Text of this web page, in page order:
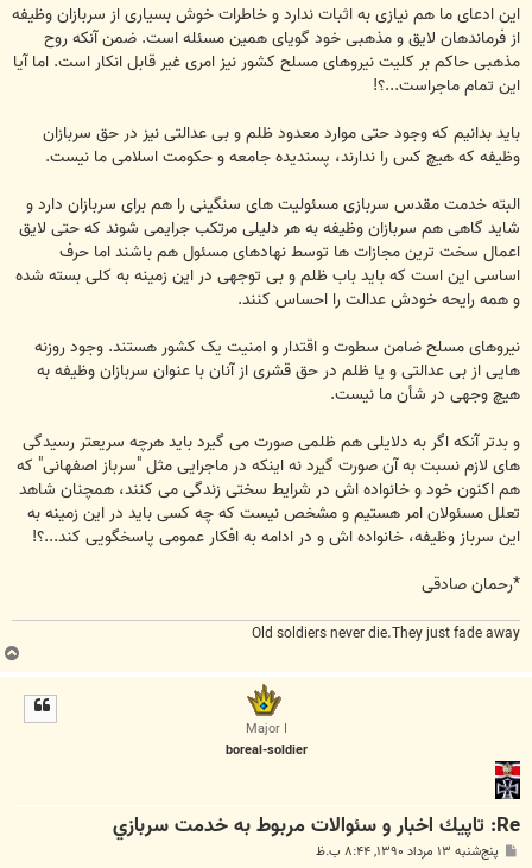
این ادعای ما هم نیازی به اثبات ندارد و خاطرات خوش بسیاری از سربازان وظیفه
از فرماندهان لایق و مذهبی خود گویای همین مسئله است. ضمن آنکه روح
مذهبی حاکم بر کلیت نیروهای مسلح کشور نیز امری غیر قابل انکار است. اما آیا
این تمام ماجراست...؟!
باید بدانیم که وجود حتی موارد معدود ظلم و بی عدالتی نیز در حق سربازان
وظیفه که هیچ کس را ندارند، پسندیده جامعه و حکومت اسلامی ما نیست.
البته خدمت مقدس سربازی مسئولیت های سنگینی را هم برای سربازان دارد و
شاید گاهی هم سربازان وظیفه به هر دلیلی مرتکب جرایمی شوند که حتی لایق
اعمال سخت ترین مجازات ها توسط نهادهای مسئول هم باشند اما حرف
اساسی این است که باید باب ظلم و بی توجهی در این زمینه به کلی بسته شده
و همه رایحه خودش عدالت را احساس کنند.
نیروهای مسلح ضامن سطوت و اقتدار و امنیت یک کشور هستند. وجود روزنه
هایی از بی عدالتی و یا ظلم در حق قشری از آنان با عنوان سربازان وظیفه به
هیچ وجهی در شأن ما نیست.
و بدتر آنکه اگر به دلایلی هم ظلمی صورت می گیرد باید هرچه سریعتر رسیدگی
های لازم نسبت به آن صورت گیرد نه اینکه در ماجرایی مثل "سرباز اصفهانی" که
هم اکنون خود و خانواده اش در شرایط سختی زندگی می کنند، همچنان شاهد
تعلل مسئولان امر هستیم و مشخص نیست که چه کسی باید در این زمینه به
این سرباز وظیفه، خانواده اش و در ادامه به افکار عمومی پاسخگویی کند...؟!
*رحمان صادقی
Old soldiers never die.They just fade away
ب
ا
Major I
boreal-soldier
Re: تاپيك اخبار و سئوالات مربوط به خدمت سربازي
پ پنج‌شنبه ۱۳ مرداد ۱۳۹۰, ۸:۴۴ ب.ظ